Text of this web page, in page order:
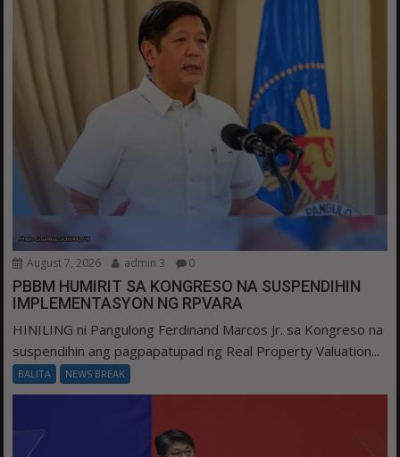
August 7, 2026 admin 3 0
PBBM HUMIRIT SA KONGRESO NA SUSPENDIHIN
IMPLEMENTASYON NG RPVARA
HINILING ni Pangulong Ferdinand Marcos Jr. sa Kongreso na
suspendihin ang pagpapatupad ng Real Property Valuation...
BALITA NEWS BREAK